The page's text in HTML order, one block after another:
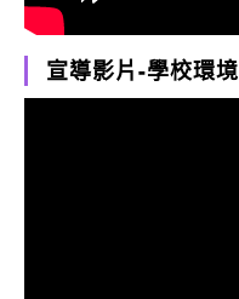
宣導影片-學校環境